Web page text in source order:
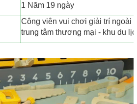
1 Năm 19 ngày
Công viên vui chơi giải trí ngoài
trung tâm thương mại - khu du